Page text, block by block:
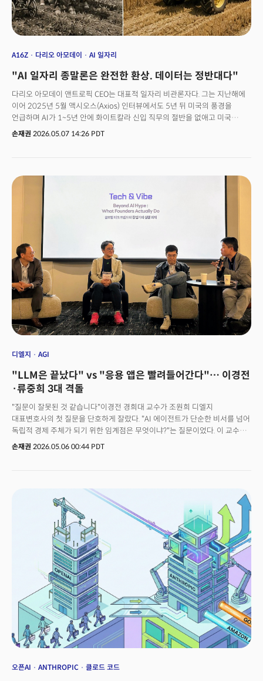
A16Z 다리오 아모데이 AI 일자리
"AI 일자리 종말론은 완전한 환상. 데이터는 정반대다"
다리오 아모데이 앤트로픽 CEO는 대표적 일자리 비관론자다. 그는 지난해에
이어 2025년 5월 액시오스(Axios) 인터뷰에서도 5년 뒤 미국의 풍경을
언급하며 AI가 1~5년 안에 화이트칼라 신입 직무의 절반을 없애고 미국
실업률을 10~20%까지 끌어올릴 수 있다고 경고했다. 아모데이는
있다고 밝혔으며 챌린저·그레이·앤드크리스마스(Challenger, Gray &
Christmas) 자료에 따르면 2025년 미국에서 AI를 사유로 한 정리해고는 약
5만 5000 건에 달했다.정치적 이슈로도 떠오를 전망이다. 트럼프 행정부 1기
핵심 인사였던 스티브 배넌(Steve Bannon)은 "20대의 희망 직업인 행정·
관리·기술 분야의 신입 일자리가 어떻게 도륙당하고 있는지 아무도 고려하지
않는다"며 오는 2028년 미 대선의 가장 큰 이슈로 떠오를 것으로 분석했다.
이처럼 '일자리 폭망론'이 확산되는 분위기 속에서 실리콘밸리
벤처캐피털리스트가 '데이터'로 정면으로 반박하고 나서 주목받고 있다.
실리콘밸리 벤처캐피털 데이비드 조지(David George) a16z 파트너는 5월
6일 자사 인사이트 레터에서 "AI 일자리 종말론은 완전한 환상"이라고
직격타를 날렸다. 그는 "AI 비관론자들이 펼치는 '영구 실업 사회' 시나리오는
설득력 있는 이야기도 아니고, 새로운 이야기도 아니다"며 "100년 묵은
경제학 오류의 재포장에 불과하다"고 일갈했다. 조지 파트너가 주장하는
근거는 무엇일까?
손재권 2026.05.07 14:26 PDT
디엘지 AGI
"LLM은 끝났다" vs "응용 앱은 빨려들어간다"… 이경전
·류중희 3대 격돌
"질문이 잘못된 것 같습니다"이경전 경희대 교수가 조원희 디엘지
대표변호사의 첫 질문을 단호하게 잘랐다. "AI 에이전트가 단순한 비서를 넘어
독립적 경제 주체가 되기 위한 임계점은 무엇이냐?"는 질문이었다. 이 교수는"
AI가 독립적 경제 주체가 된다는 시나리오, 그리고 생각하는 AI라는 표현
파운데이션 모델을 직접 만드는 사람의 관점이 가장 중요하다고 본다. 만드는
입장에서는 생각하는 그 이상의 결과가, 훨씬 빨리 나온다" 며 "결국
어플리케이션 레이어 사업은 다 진공 속으로 빨려 들어갈 것이다" 고 말했다.
대담은 시작 5분 만에 한국의 대표 AI 관련 학과 교수와 AI 스타트업을 직접
만든 대표가 반대 자리에 서 있다는 사실을 확인했다. 한 사람은 "LLM의
시대는 끝났고 응용의 봄이 온다"고 했고, 다른 한 사람은 "응용 레이어는
진공으로 빨려 들어간다"고 했다. 두 패널의 이력은 한국 AI 담론의 두 축을
대변한다. 이경전 교수는 KAIST 경영과학으로 박사학위를 받고 30년 가까이
비즈니스 모델과 AI 응용을 연구해온 학자다. 세계인공지능학회 혁신적 AI
응용상을 4회 수상했고, 한국에서 AI 에이전트 개념을 가장 먼저 책으로
풀어쓴 사람이며, 현재 AI 서비스 학회 공동회장이다.류중희 RLWRLD 대표
역시 KAIST 출신으로 퓨처플레이를 설립해 8년간 VC로 활동하다,
휴머노이드 로봇 지능을 만드는 RLWRLD를 창업, 직접 운영하고 있다. 시드
라운드에서 600억 원을 모은, 한국에서 가장 큰 시드 라운드 중 하나의
이경전 교수는 오랜기간 AI를 전문적으로 연구한 국내 드문 학자고 다른 한
손재권 2026.05.06 00:44 PDT
오픈AI ANTHROPIC 클로드 코드